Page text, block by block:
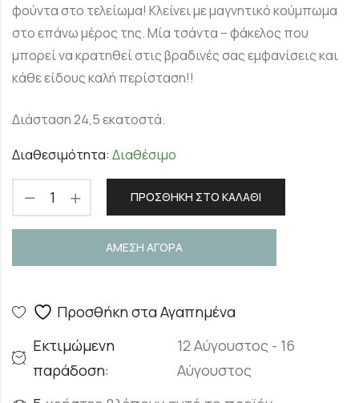
φούντα στο τελείωμα! Κλείνει με μαγνητικό κούμπωμα
στο επάνω μέρος της. Μία τσάντα – φάκελος που
μπορεί να κρατηθεί στις βραδινές σας εμφανίσεις και
κάθε είδους καλή περίσταση!!
Διάσταση 24,5 εκατοστά.
Διαθεσιμότητα: Διαθέσιμο
ΠΡΟΣΘΉΚΗ ΣΤΟ ΚΑΛΆΘΙ
ΑΜΕΣΗ ΑΓΟΡΑ
Προσθήκη στα Αγαπημένα
Εκτιμώμενη
παράδοση:
12 Αύγουστος - 16
Αύγουστος